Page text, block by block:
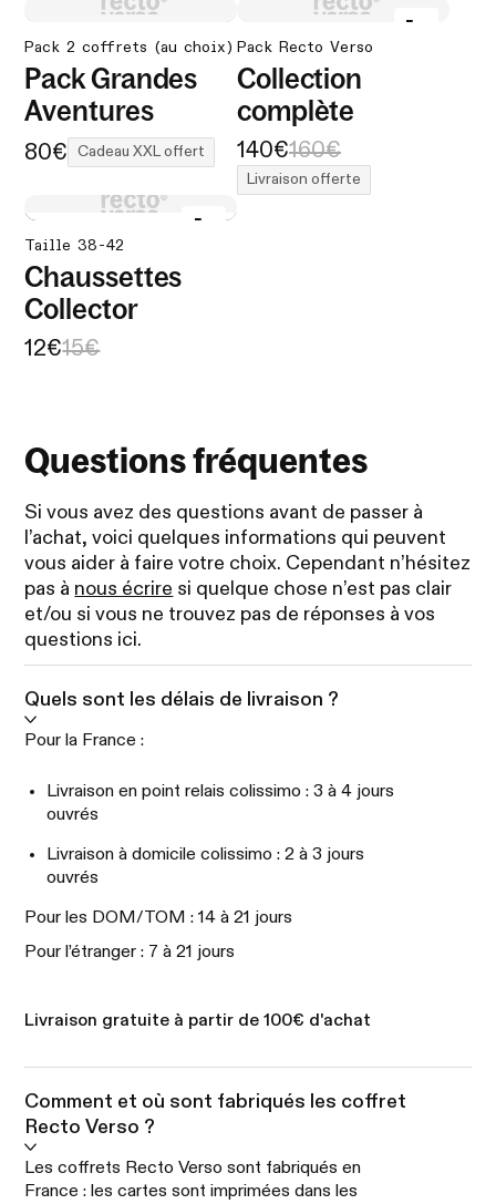
Pack 2 coffrets (au choix)
Pack Grandes
Aventures
80€ Cadeau XXL offert
Pack Recto Verso
Collection
complète
140€160€
Livraison offerte
Taille 38-42
Chaussettes
Collector
12€15€
Questions fréquentes
Si vous avez des questions avant de passer à
l’achat, voici quelques informations qui peuvent
vous aider à faire votre choix. Cependant n’hésitez
pas à nous écrire si quelque chose n’est pas clair
et/ou si vous ne trouvez pas de réponses à vos
questions ici.
Quels sont les délais de livraison ?
Pour la France :
Livraison en point relais colissimo : 3 à 4 jours
ouvrés
Livraison à domicile colissimo : 2 à 3 jours
ouvrés
Pour les DOM/TOM : 14 à 21 jours
Pour l’étranger : 7 à 21 jours
Livraison gratuite à partir de 100€ d'achat
Comment et où sont fabriqués les coffret
Recto Verso ?
Les coffrets Recto Verso sont fabriqués en
France : les cartes sont imprimées dans les